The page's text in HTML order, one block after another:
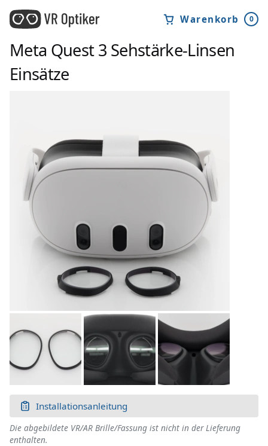
Warenkorb 0
Meta Quest 3 Sehstärke-Linsen
Einsätze
Installationsanleitung
Die abgebildete VR/AR Brille/Fassung ist nicht in der Lieferung
enthalten.